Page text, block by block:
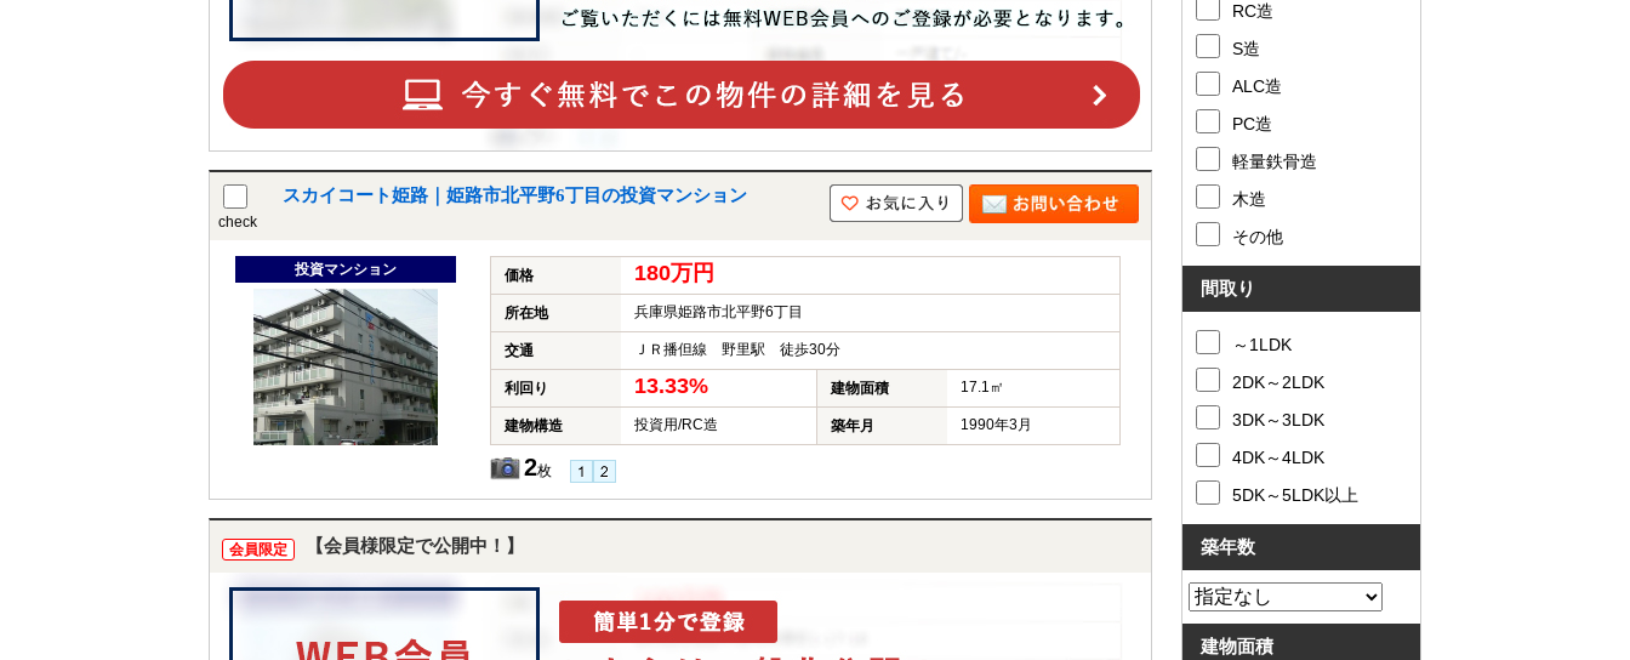
check
スカイコート姫路｜姫路市北平野6丁目の投資マンション
投資マンション 価格 180万円
所在地 兵庫県姫路市北平野6丁目
交通 ＪＲ播但線 野里駅 徒歩30分
利回り 13.33% 建物面積 17.1㎡
建物構造 投資用/RC造 築年月 1990年3月
2枚
会員限定 【会員様限定で公開中！】
RC造
S造
ALC造
PC造
軽量鉄骨造
木造
その他
間取り
～1LDK
2DK～2LDK
3DK～3LDK
4DK～4LDK
5DK～5LDK以上
築年数
建物面積